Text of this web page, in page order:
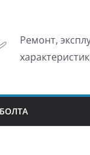
Ремонт,